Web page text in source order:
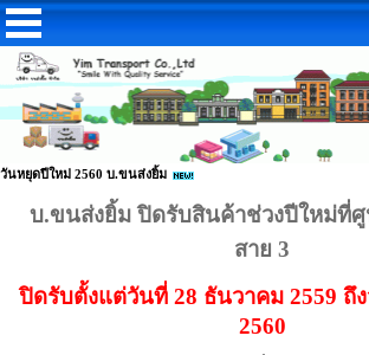
วันหยุดปีใหม่ 2560 บ.ขนส่งยิ้ม
บ.ขนส่งยิ้ม ปิดรับสินค้าช่วงปีใหม่
สาย 3
ปิดรับตั้งแต่วันที่ 28 ธันวาคม 2559 ถึ
2560